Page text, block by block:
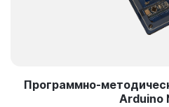
Программно-
Arduino